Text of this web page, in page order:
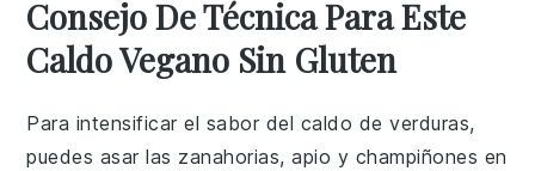
Consejo De Técnica Para Este
Caldo Vegano Sin Gluten
Para intensificar el sabor del caldo de verduras,
puedes asar las zanahorias,apio y champiñones en